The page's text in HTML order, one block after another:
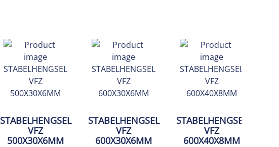
STABELHENGSEL
VFZ
500X30X6MM
STABELHENGSEL
VFZ
600X30X6MM
STABELHENGSEL
VFZ
600X40X8MM